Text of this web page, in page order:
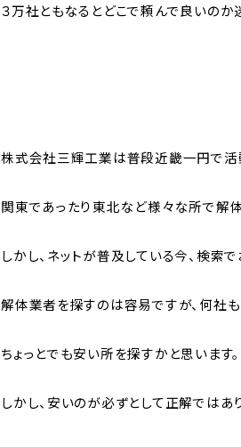
３万社ともなるとどこで頼んで良いのか
株式会社三輝工業は普段近畿一円で活
関東であったり東北など様々な所で解
しかし、ネットが普及している今、検索
解体業者を探すのは容易ですが、何社も
ちょっとでも安い所を探すかと思います。
しかし、安いのが必ずとして正解ではあ